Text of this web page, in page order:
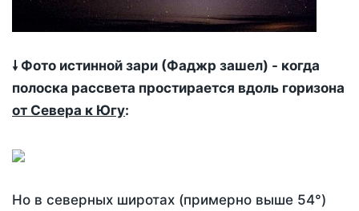
🠗 Фото истинной зари (Фаджр зашел) - когда
полоска рассвета простирается вдоль горизона
от Севера к Югу:
Но в северных широтах (примерно выше 54°)